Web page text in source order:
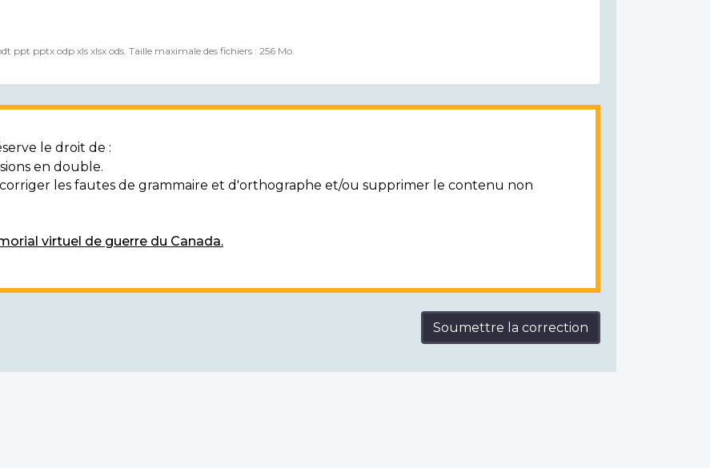
ppt pptx odp xls xlsx ods. Taille maximale des fichiers : 256 Mo.
le droit de :
en double.
les fautes de grammaire et d'orthographe et/ou supprimer le contenu non
virtuel de guerre du Canada.
Soumettre la correction